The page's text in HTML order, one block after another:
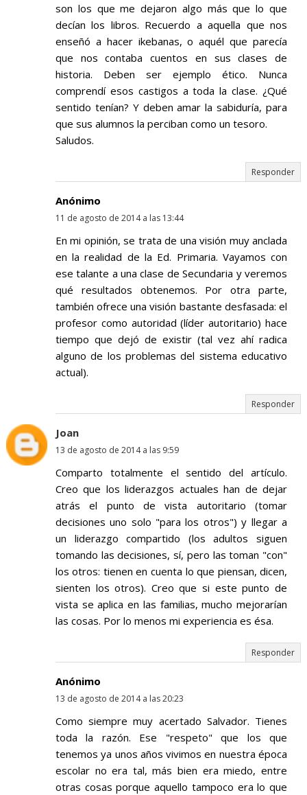
son los que me dejaron algo más que lo que
decían los libros. Recuerdo a aquella que nos
enseñó a hacer ikebanas, o aquél que parecía
que nos contaba cuentos en sus clases de
historia. Deben ser ejemplo ético. Nunca
comprendí esos castigos a toda la clase. ¿Qué
sentido tenían? Y deben amar la sabiduría, para
que sus alumnos la perciban como un tesoro.
Saludos.
Responder
Anónimo
11 de agosto de 2014 a las 13:44
En mi opinión, se trata de una visión muy anclada
en la realidad de la Ed. Primaria. Vayamos con
ese talante a una clase de Secundaria y veremos
qué resultados obtenemos. Por otra parte,
también ofrece una visión bastante desfasada: el
profesor como autoridad (líder autoritario) hace
tiempo que dejó de existir (tal vez ahí radica
alguno de los problemas del sistema educativo
actual).
Responder
Joan
13 de agosto de 2014 a las 9:59
Comparto totalmente el sentido del artículo.
Creo que los liderazgos actuales han de dejar
atrás el punto de vista autoritario (tomar
decisiones uno solo "para los otros") y llegar a
un liderazgo compartido (los adultos siguen
tomando las decisiones, sí, pero las toman "con"
los otros: tienen en cuenta lo que piensan, dicen,
sienten los otros). Creo que si este punto de
vista se aplica en las familias, mucho mejorarían
las cosas. Por lo menos mi experiencia es ésa.
Responder
Anónimo
13 de agosto de 2014 a las 20:23
Como siempre muy acertado Salvador. Tienes
toda la razón. Ese "respeto" que los que
tenemos ya unos años vivimos en nuestra época
escolar no era tal, más bien era miedo, entre
otras cosas porque aquello tampoco era lo que